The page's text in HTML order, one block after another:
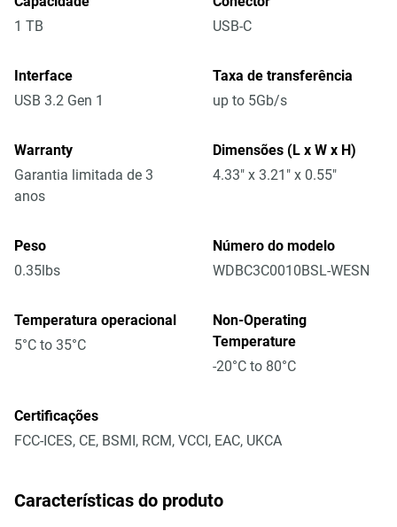
1 TB
USB-C
Interface
USB 3.2 Gen 1
Taxa de transferência
up to 5Gb/s
Warranty
Garantia limitada de 3
anos
Dimensões (L x W x H)
4.33" x 3.21" x 0.55"
Peso
0.35lbs
Número do modelo
WDBC3C0010BSL-WESN
Temperatura operacional
5°C to 35°C
Non-Operating
Temperature
-20°C to 80°C
Certificações
FCC-ICES, CE, BSMI, RCM, VCCI, EAC, UKCA
Características do produto